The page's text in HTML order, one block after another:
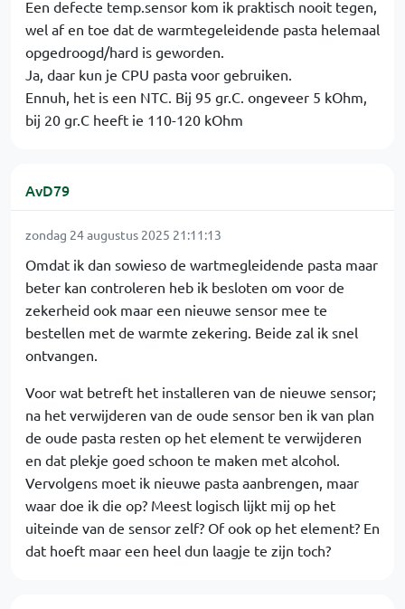
Een defecte temp.sensor kom ik praktisch nooit tegen,
wel af en toe dat de warmtegeleidende pasta helemaal
opgedroogd/hard is geworden.
Ja, daar kun je CPU pasta voor gebruiken.
Ennuh, het is een NTC. Bij 95 gr.C. ongeveer 5 kOhm,
bij 20 gr.C heeft ie 110-120 kOhm
AvD79
zondag 24 augustus 2025 21:11:13
Omdat ik dan sowieso de wartmegleidende pasta maar
beter kan controleren heb ik besloten om voor de
zekerheid ook maar een nieuwe sensor mee te
bestellen met de warmte zekering. Beide zal ik snel
ontvangen.
Voor wat betreft het installeren van de nieuwe sensor;
na het verwijderen van de oude sensor ben ik van plan
de oude pasta resten op het element te verwijderen
en dat plekje goed schoon te maken met alcohol.
Vervolgens moet ik nieuwe pasta aanbrengen, maar
waar doe ik die op? Meest logisch lijkt mij op het
uiteinde van de sensor zelf? Of ook op het element? En
dat hoeft maar een heel dun laagje te zijn toch?